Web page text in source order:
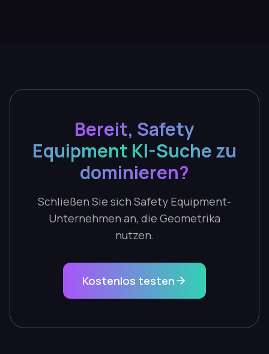
Bereit, Safety
Equipment KI-Suche zu
dominieren?
Schließen Sie sich Safety Equipment-
Unternehmen an, die Geometrika
nutzen.
Kostenlos testen